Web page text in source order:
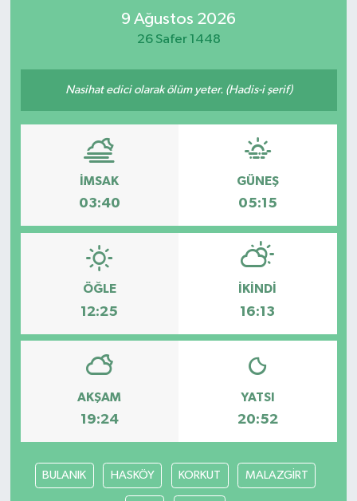
9 Ağustos 2026
26 Safer 1448
Nasihat edici olarak ölüm yeter. (Hadis-i şerif)
İMSAK
03:40
GÜNEŞ
05:15
ÖĞLE
12:25
İKINDI
16:13
AKŞAM
19:24
YATSI
20:52
BULANIK HASKÖY KORKUT MALAZGİRT